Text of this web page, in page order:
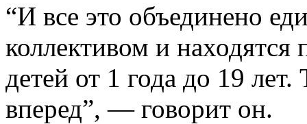
“И все это объединено
коллективом и
детей от 1 года до 19
вперед”, — говорит он.